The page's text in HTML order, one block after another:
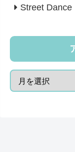
Street Dance